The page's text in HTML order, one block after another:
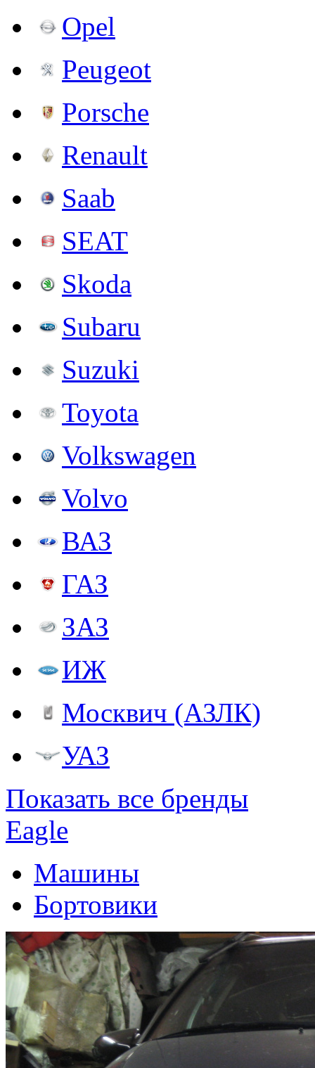
Opel
Peugeot
Porsche
Renault
Saab
SEAT
Skoda
Subaru
Suzuki
Toyota
Volkswagen
Volvo
ВАЗ
ГАЗ
ЗАЗ
ИЖ
Москвич (АЗЛК)
УАЗ
Показать все бренды
Eagle
Машины
Бортовики